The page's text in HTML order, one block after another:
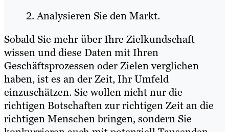
Analysieren Sie den Markt.
Sobald Sie mehr über Ihre Zielkundschaft
wissen und diese Daten mit Ihren
Geschäftsprozessen oder Zielen verglichen
haben, ist es an der Zeit, Ihr Umfeld
einzuschätzen. Sie wollen nicht nur die
richtigen Botschaften zur richtigen Zeit an die
richtigen Menschen bringen, sondern Sie